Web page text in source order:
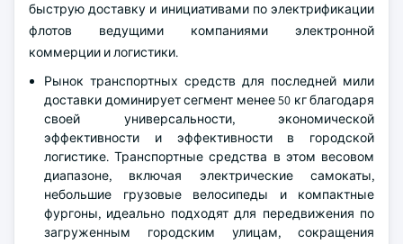
быструю доставку и инициативами по электрификации
флотов ведущими компаниями электронной
коммерции и логистики.
Рынок транспортных средств для последней мили
доставки доминирует сегмент менее 50 кг благодаря
своей универсальности, экономической
эффективности и эффективности в городской
логистике. Транспортные средства в этом весовом
диапазоне, включая электрические самокаты,
небольшие грузовые велосипеды и компактные
фургоны, идеально подходят для передвижения по
загруженным городским улицам, сокращения